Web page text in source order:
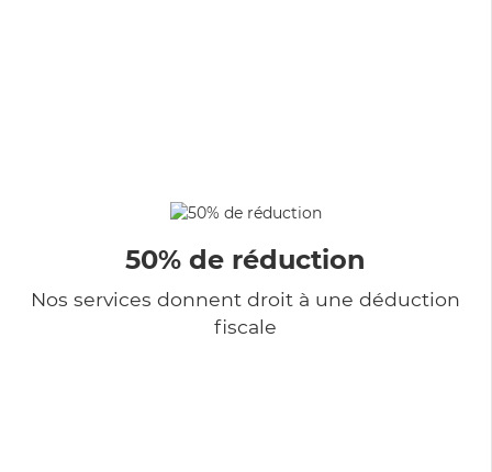
50% de réduction
Nos services donnent droit à une déduction
fiscale